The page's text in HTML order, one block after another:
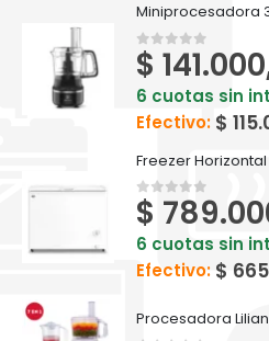
0out of 5
$
6 cuotas sin
Efectivo: $
0out of 5
$
6 cuotas sin
Efectivo: $
Procesadora